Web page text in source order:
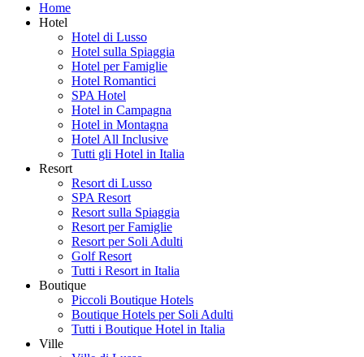
Home
Hotel
Hotel di Lusso
Hotel sulla Spiaggia
Hotel per Famiglie
Hotel Romantici
SPA Hotel
Hotel in Campagna
Hotel in Montagna
Hotel All Inclusive
Tutti gli Hotel in Italia
Resort
Resort di Lusso
SPA Resort
Resort sulla Spiaggia
Resort per Famiglie
Resort per Soli Adulti
Golf Resort
Tutti i Resort in Italia
Boutique
Piccoli Boutique Hotels
Boutique Hotels per Soli Adulti
Tutti i Boutique Hotel in Italia
Ville